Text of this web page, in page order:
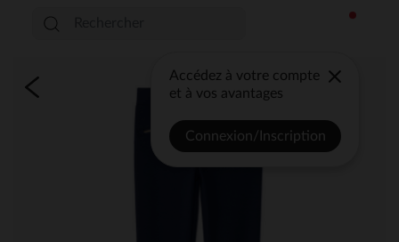
Accédez à votre compte
et à vos avantages
Connexion/Inscription